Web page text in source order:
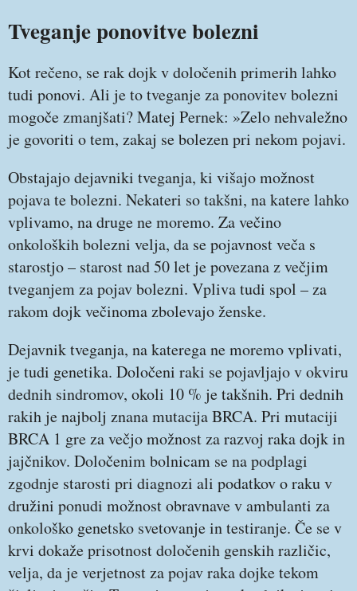
Tveganje ponovitve bolezni
Kot rečeno, se rak dojk v določenih primerih lahko
tudi ponovi. Ali je to tveganje za ponovitev bolezni
mogoče zmanjšati? Matej Pernek: »Zelo nehvaležno
je govoriti o tem, zakaj se bolezen pri nekom pojavi.
Obstajajo dejavniki tveganja, ki višajo možnost
pojava te bolezni. Nekateri so takšni, na katere lahko
vplivamo, na druge ne moremo. Za večino
onkoloških bolezni velja, da se pojavnost veča s
starostjo – starost nad 50 let je povezana z večjim
tveganjem za pojav bolezni. Vpliva tudi spol – za
rakom dojk večinoma zbolevajo ženske.
Dejavnik tveganja, na katerega ne moremo vplivati,
je tudi genetika. Določeni raki se pojavljajo v okviru
dednih sindromov, okoli 10 % je takšnih. Pri dednih
rakih je najbolj znana mutacija BRCA. Pri mutaciji
BRCA 1 gre za večjo možnost za razvoj raka dojk in
jajčnikov. Določenim bolnicam se na podplagi
zgodnje starosti pri diagnozi ali podatkov o raku v
družini ponudi možnost obravnave v ambulanti za
onkološko genetsko svetovanje in testiranje. Če se v
krvi dokaže prisotnost določenih genskih različic,
velja, da je verjetnost za pojav raka dojke tekom